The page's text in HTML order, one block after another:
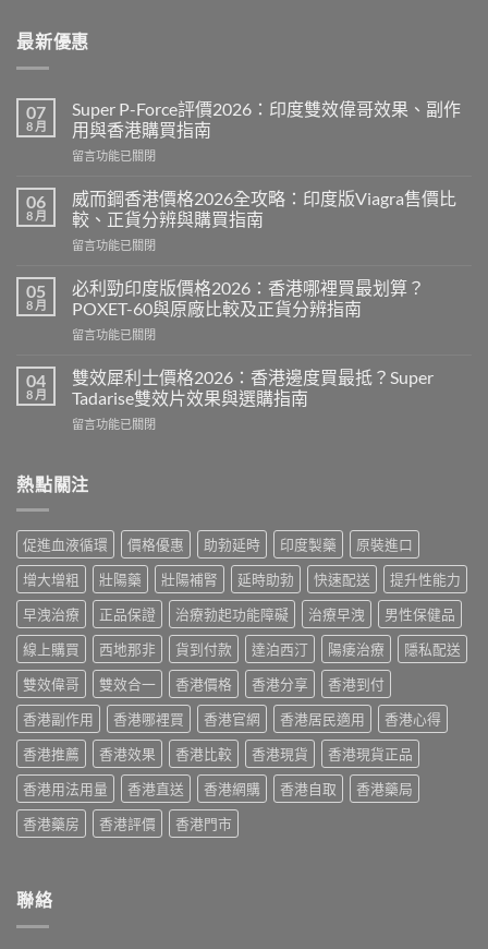
最新優惠
07
8 月
Super P-Force評價2026：印度雙效偉哥效果、副作
用與香港購買指南
在
P-
Force
評
價
印
度
效
哥
效
副
與
購
買
指
南〉
中
留言功能已關閉
06
8 月
威而鋼香港價格2026全攻略：印度版Viagra售價比
較、正貨分辨與購買指南
在
而
鋼
香
港
格
2026
攻
度
售
價
比
較、
正
貨
分
辨
與
購
買
指
南〉
中
留言功能已關閉
05
8 月
必利勁印度版價格2026：香港哪裡買最划算？
POXET-60與原廠比較及正貨分辨指南
在
利
勁
印
度
格
港
哪
裡
買
最
划
算？
POXET-
60
與
原
廠
比
較
及
正
貨
留言功能已關閉
04
8 月
雙效犀利士價格2026：香港邊度買最抵？Super
Tadarise雙效片效果與選購指南
在
犀
利
價
格
2026：
香
港
邊
度
買
最
抵？
Super
Tadarise
雙
效
片
效
果
留言功能已關閉
熱點關注
促進血液循環 價格優惠 助勃延時 印度製藥
原裝進口
增大增粗
壯陽藥 壯陽補腎 延時助勃 快速配送
提升性能力
早洩治療
正品保證 治療勃起功能障礙 治療早洩
男性保健品
線上購買
西地那非 貨到付款 達泊西汀 陽痿治療
隱私配送
雙效偉哥
雙效合一 香港價格 香港分享
香港到付
香港副作用
香港哪裡買 香港官網 香港居民適用
香港心得
香港推薦
香港效果 香港比較 香港現貨
香港現貨正品
香港用法用量
香港直送 香港網購 香港自取
香港藥局
香港藥房
香港評價 香港門市
聯絡